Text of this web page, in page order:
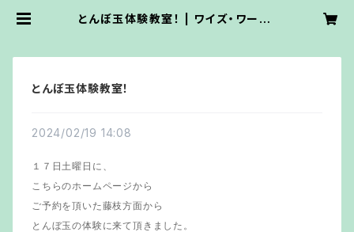
とんぼ玉体験教室！ | ワイズ・ワーク・
とんぼ玉体験教室！
2024/02/19 14:08
１７日土曜日に、
こちらのホームページから
ご予約を頂いた藤枝方面から
とんぼ玉の体験に来て頂きました。